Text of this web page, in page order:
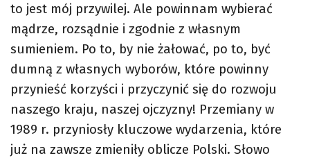
to jest mój przywilej. Ale powinnam wybierać
mądrze, rozsądnie i zgodnie z własnym
sumieniem. Po to, by nie żałować, po to, być
dumną z własnych wyborów, które powinny
przynieść korzyści i przyczynić się do rozwoju
naszego kraju, naszej ojczyzny! Przemiany w
1989 r. przyniosły kluczowe wydarzenia, które
już na zawsze zmieniły oblicze Polski. Słowo